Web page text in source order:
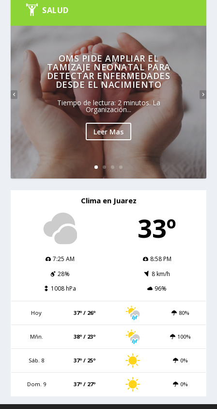
SALUD
OMS PIDE AMPLIAR EL
TAMIZAJE NEONATAL PARA
DETECTAR ENFERMEDADES
DESDE EL NACIMIENTO
Tiempo de lectura: 2 minutos. La
Organización...
Leer Mas
Clima en Juarez
33º
7:25 AM
8:58 PM
28%
8 km/h
1008 hPa
96%
Hoy 37º / 26º 80%
Mñn. 38º / 23º 100%
Sáb. 8 37º / 25º 0%
Dom. 9 37º / 27º 0%